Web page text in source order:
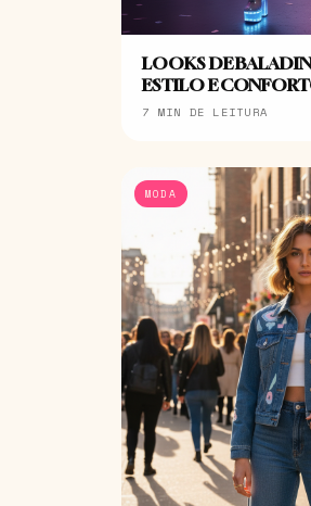
LOOKS DE
ESTILO E
7 MIN DE LEITURA
MODA